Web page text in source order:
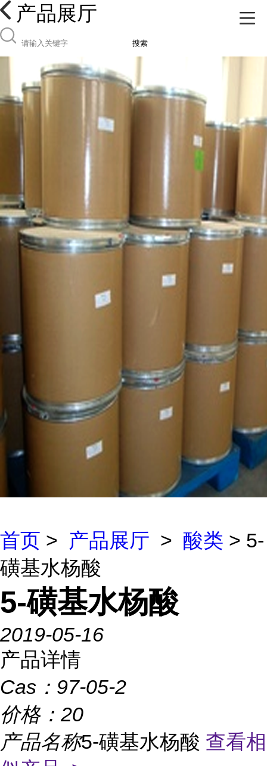
产品展厅
搜索
首页 > 产品展厅 > 酸类 > 5-
磺基水杨酸
5-磺基水杨酸
2019-05-16
产品详情
Cas： 97-05-2
价格： 20
产品名称5-磺基水杨酸 查看相